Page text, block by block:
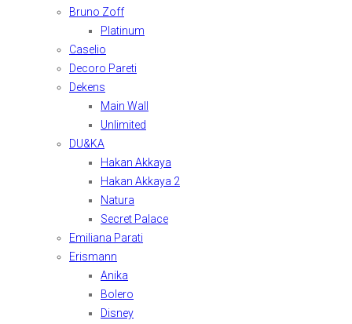
Bruno Zoff
Platinum
Caselio
Decoro Pareti
Dekens
Main Wall
Unlimited
DU&KA
Hakan Akkaya
Hakan Akkaya 2
Natura
Secret Palace
Emiliana Parati
Erismann
Anika
Bolero
Disney